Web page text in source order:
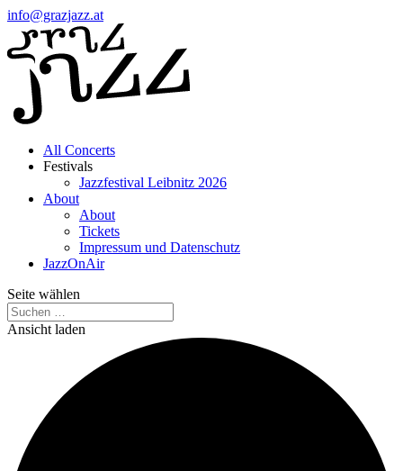
info@grazjazz.at
All Concerts
Festivals
Jazzfestival Leibnitz 2026
About
About
Tickets
Impressum und Datenschutz
JazzOnAir
Seite wählen
Ansicht laden